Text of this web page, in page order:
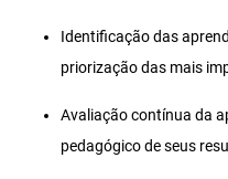
Identificação das
priorização das mais
Avaliação contínua da
pedagógico de seus